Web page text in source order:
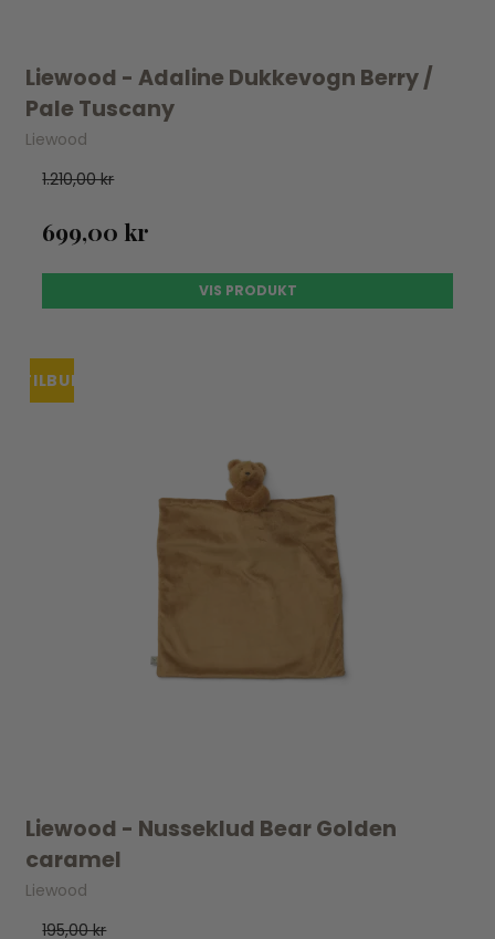
Liewood - Adaline Dukkevogn Berry /
Pale Tuscany
Liewood
1.210,00 kr
699,00 kr
VIS PRODUKT
TILBUD
Liewood - Nusseklud Bear Golden
caramel
Liewood
195,00 kr